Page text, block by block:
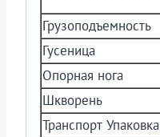
Грузоподъемность
Гусеница
Опорная нога
Шкворень
Транспорт Упаковка